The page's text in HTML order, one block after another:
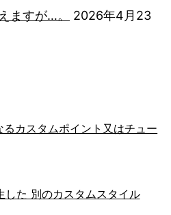
ますが…。
2026年4月23
カスタムポイント又はチュー
した 別のカスタムスタイル